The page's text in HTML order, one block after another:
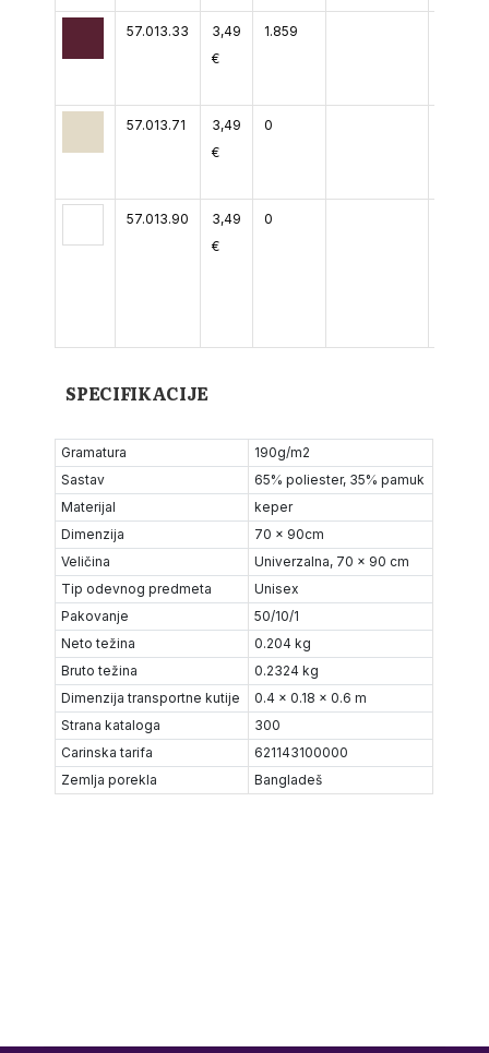
57.013.33
3,49
€
1.859
57.013.71
3,49
€
0
57.013.90
3,49
€
0
SPECIFIKACIJE
Gramatura
190g/m2
Sastav
65% poliester, 35% pamuk
Materijal
keper
Dimenzija
70 x 90cm
Veličina
Univerzalna, 70 x 90 cm
Tip odevnog predmeta
Unisex
Pakovanje
50/10/1
Neto težina
0.204 kg
Bruto težina
0.2324 kg
Dimenzija transportne kutije
0.4 x 0.18 x 0.6 m
Strana kataloga
300
Carinska tarifa
621143100000
Zemlja porekla
Bangladeš